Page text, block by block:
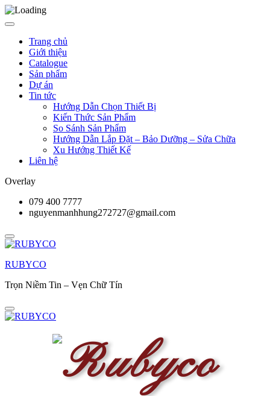
Trang chủ
Giới thiệu
Catalogue
Sản phẩm
Dự án
Tin tức
Hướng Dẫn Chọn Thiết Bị
Kiến Thức Sản Phẩm
So Sánh Sản Phẩm
Hướng Dẫn Lắp Đặt – Bảo Dưỡng – Sửa Chữa
Xu Hướng Thiết Kế
Liên hệ
Overlay
079 400 7777
nguyenmanhhung272727@gmail.com
RUBYCO
Trọn Niềm Tin – Vẹn Chữ Tín